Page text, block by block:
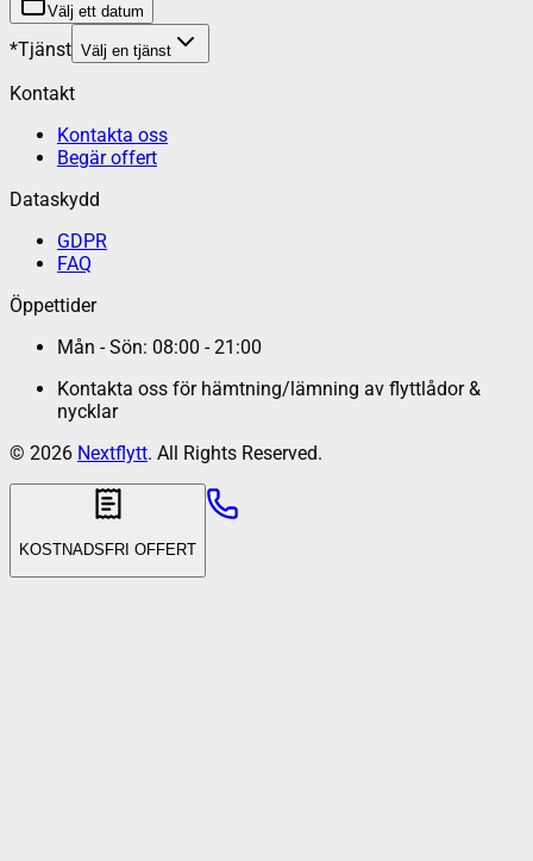
Välj ett datum
*Tjänst Välj en tjänst
Kontakt
Kontakta oss
Begär offert
Dataskydd
GDPR
FAQ
Öppettider
Mån - Sön: 08:00 - 21:00
Kontakta oss för hämtning/lämning av flyttlådor &
nycklar
© 2026 Nextflytt. All Rights Reserved.
KOSTNADSFRI OFFERT